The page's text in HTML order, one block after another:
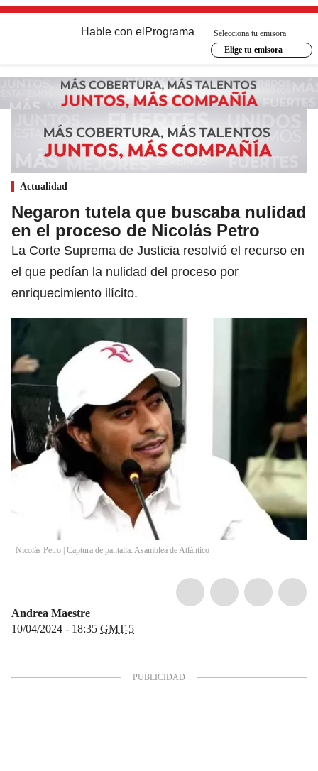
Hable con el Programa
Selecciona tu emisora
Elige tu emisora
Actualidad
Negaron tutela que buscaba nulidad
en el proceso de Nicolás Petro
La Corte Suprema de Justicia resolvió el recurso en
el que pedían la nulidad del proceso por
enriquecimiento ilícito.
Nicolás Petro | Captura de pantalla: Asamblea de Atlántico
Andrea Maestre
10/04/2024 - 18:35 GMT-5